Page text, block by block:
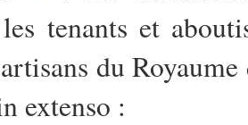
tenants et
du
extenso :